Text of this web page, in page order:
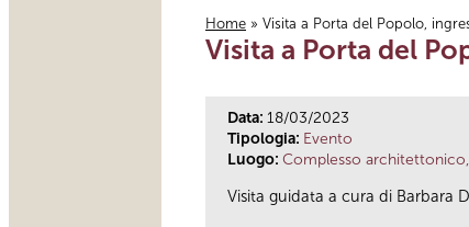
Tu sei qui
Home » Visita a Porta del Popolo,
Visita a Porta del
Data: 18/03/2023
Tipologia: Evento
Luogo: Complesso
Visita guidata a cura di Barbara